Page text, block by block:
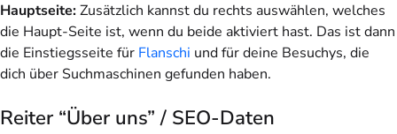
Hauptseite:Zusätzlich kannst du rechts auswählen, welches
die Haupt-Seite ist, wenn du beide aktiviert hast. Das ist dann
die Einstiegsseite für Flanschi und für deine Besuchys, die
dich über Suchmaschinen gefunden haben.
Reiter “Über uns” / SEO-Daten